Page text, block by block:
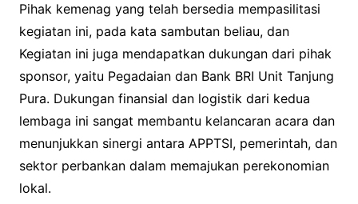
Pihak kemenag yang telah bersedia mempasilitasi
kegiatan ini, pada kata sambutan beliau, dan
Kegiatan ini juga mendapatkan dukungan dari pihak
sponsor, yaitu Pegadaian dan Bank BRI Unit Tanjung
Pura. Dukungan finansial dan logistik dari kedua
lembaga ini sangat membantu kelancaran acara dan
menunjukkan sinergi antara APPTSI, pemerintah, dan
sektor perbankan dalam memajukan perekonomian
lokal.